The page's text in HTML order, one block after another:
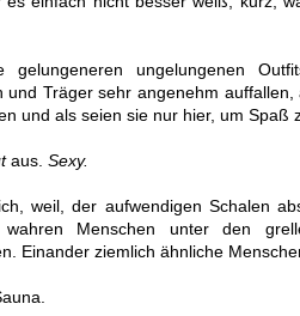
gelungeneren ungelungenen
und Träger sehr angenehm
und als seien sie nur hier, um Spaß
aus. Sexy.
weil, der aufwendigen Schalen
Menschen unter den
Einander ziemlich ähnliche